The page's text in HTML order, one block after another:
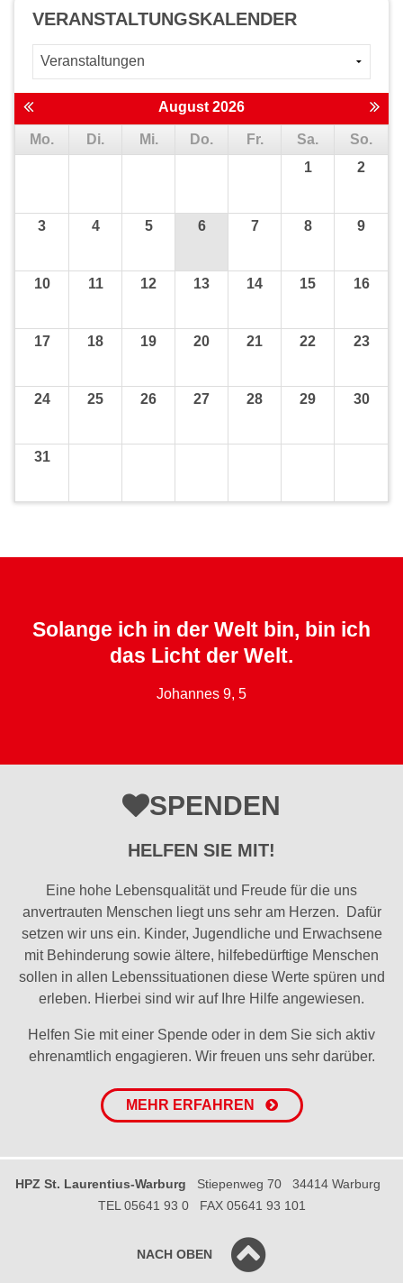
VERANSTALTUNGS­KALENDER
August 2026
Mo. Di. Mi. Do. Fr. Sa.
So.
1
2
3 4 5 6 7 8 9
10 11 12 13 14 15 16
17 18 19 20 21 22 23
24 25 26 27 28 29 30
31
Solange ich in der Welt bin, bin ich
das Licht der Welt.
Johannes 9, 5
SPENDEN
HELFEN SIE MIT!
Eine hohe Lebensqualität und Freude für die uns
anvertrauten Menschen liegt uns sehr am Herzen. Dafür
setzen wir uns ein. Kinder, Jugendliche und Erwachsene
mit Behinderung sowie ältere, hilfebedürftige Menschen
sollen in allen Lebenssituationen diese Werte spüren und
erleben. Hierbei sind wir auf Ihre Hilfe angewiesen.
Helfen Sie mit einer Spende oder in dem Sie sich aktiv
ehrenamtlich engagieren. Wir freuen uns sehr darüber.
MEHR ERFAHREN
HPZ St. Laurentius-Warburg Stiepenweg 70
34414 Warburg
TEL 05641 93 0
FAX 05641 93 101
NACH OBEN